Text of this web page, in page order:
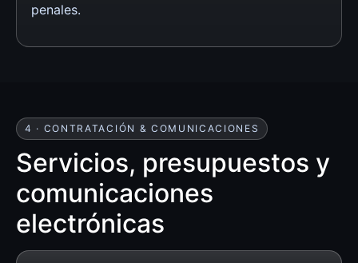
penales.
4 · CONTRATACIÓN & COMUNICACIONES
Servicios, presupuestos y
comunicaciones
electrónicas